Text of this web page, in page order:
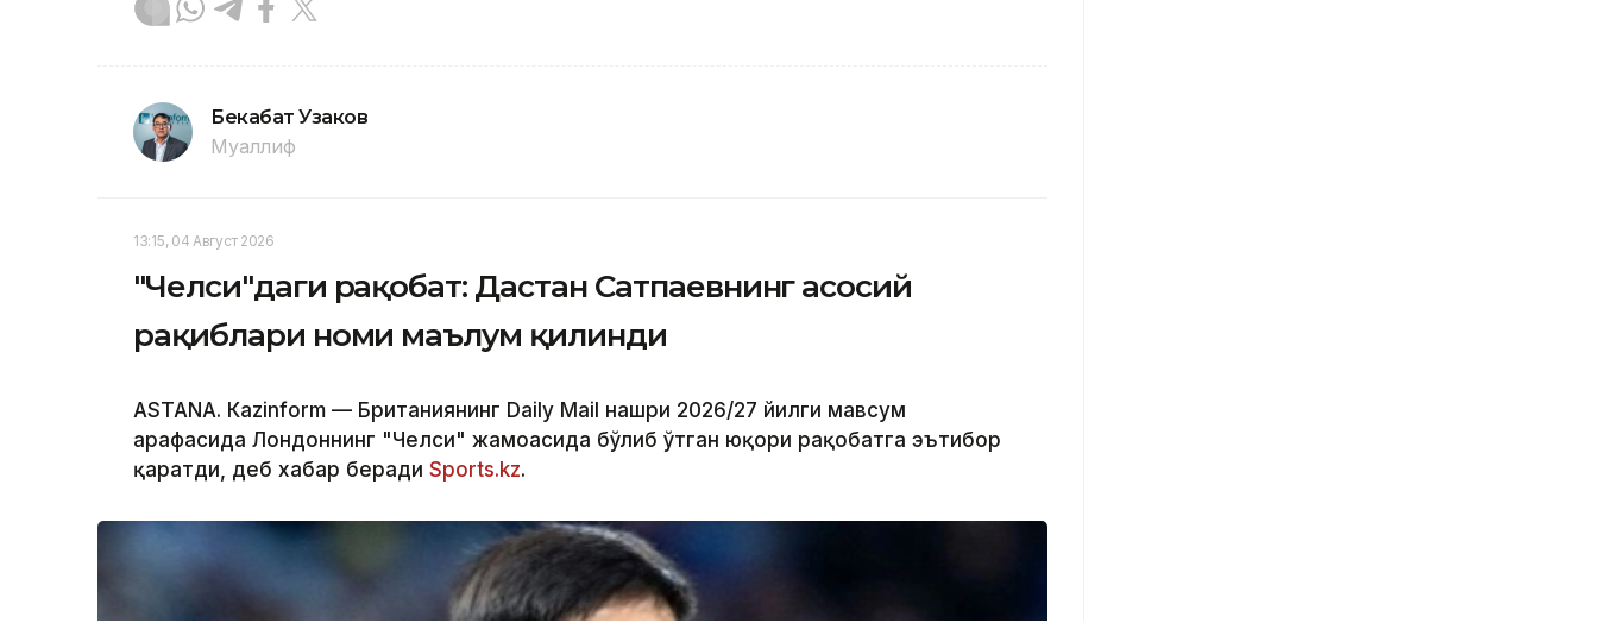
Бекабат Узаков
Муаллиф
13:15, 04 Август 2026
"Челси"даги рақобат: Дастан Сатпаевнинг асосий
рақиблари номи маълум қилинди
ASTANА. Кazinform — Британиянинг Daily Mail нашри 2026/27 йилги мавсум
арафасида Лондоннинг "Челси" жамоасида бўлиб ўтган юқори рақобатга эътибор
қаратди, деб хабар беради Sports.kz.